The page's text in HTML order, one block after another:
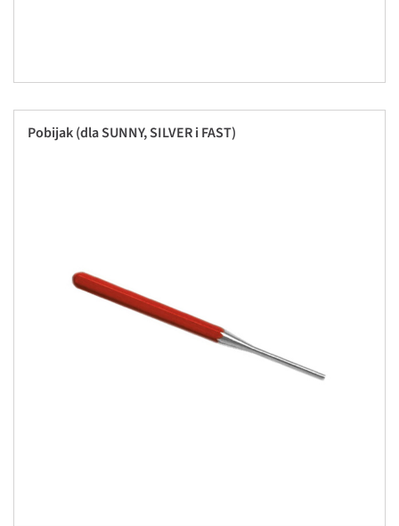
Pobijak (dla SUNNY, SILVER i FAST)